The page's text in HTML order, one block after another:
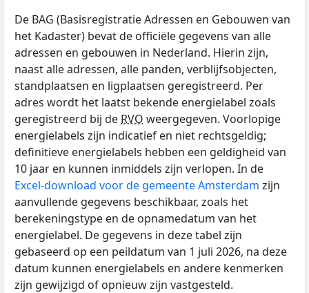
De BAG (Basisregistratie Adressen en Gebouwen van
het Kadaster) bevat de officiële gegevens van alle
adressen en gebouwen in Nederland. Hierin zijn,
naast alle adressen, alle panden, verblijfsobjecten,
standplaatsen en ligplaatsen geregistreerd. Per
adres wordt het laatst bekende energielabel zoals
geregistreerd bij de RVO weergegeven. Voorlopige
energielabels zijn indicatief en niet rechtsgeldig;
definitieve energielabels hebben een geldigheid van
10 jaar en kunnen inmiddels zijn verlopen. In de
Excel-download voor de gemeente Amsterdam zijn
aanvullende gegevens beschikbaar, zoals het
berekeningstype en de opnamedatum van het
energielabel. De gegevens in deze tabel zijn
gebaseerd op een peildatum van 1 juli 2026, na deze
datum kunnen energielabels en andere kenmerken
zijn gewijzigd of opnieuw zijn vastgesteld.